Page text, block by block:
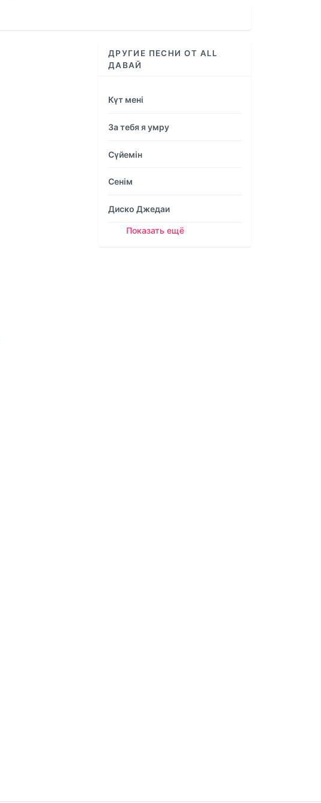
ДРУГИЕ ПЕСНИ ОТ ALL
ДАВАЙ
Күт мені
За тебя я умру
Сүйемін
Сенім
Диско Джедаи
Показать ещё